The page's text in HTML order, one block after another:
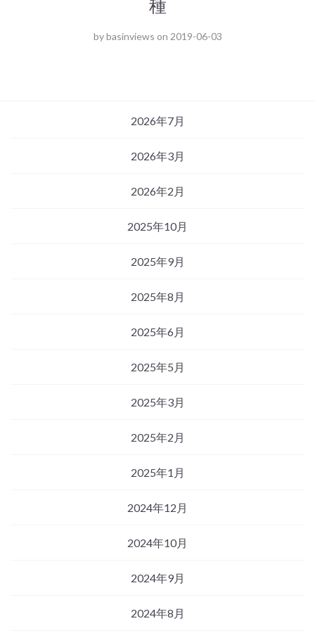
種
bybasinviews on 2019-06-03
2026年7月
2026年3月
2026年2月
2025年10月
2025年9月
2025年8月
2025年6月
2025年5月
2025年3月
2025年2月
2025年1月
2024年12月
2024年10月
2024年9月
2024年8月